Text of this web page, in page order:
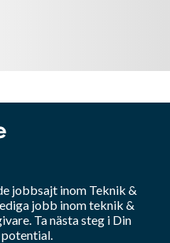
jobbsajt inom Teknik &
jobb inomteknik &
Ta nästa steg i Din